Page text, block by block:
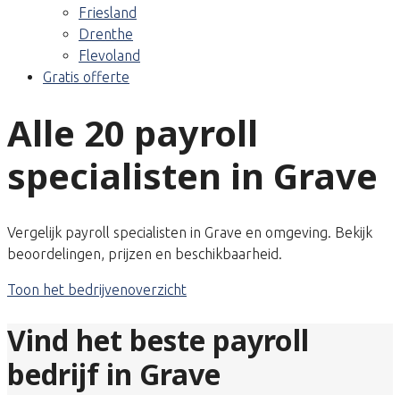
Friesland
Drenthe
Flevoland
Gratis offerte
Alle 20 payroll
specialisten in Grave
Vergelijk payroll specialisten in Grave en omgeving. Bekijk
beoordelingen, prijzen en beschikbaarheid.
Toon het bedrijvenoverzicht
Vind het beste payroll
bedrijf in Grave